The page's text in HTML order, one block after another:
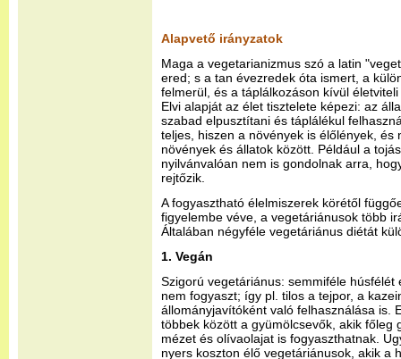
Alapvető irányzatok
Maga a vegetarianizmus szó a latin
ered; s a tan évezredek óta ismert, a
felmerül, és a táplálkozáson kívül
Elvi alapját az élet tisztelete képezi: az
szabad elpusztítani és táplálékul
teljes, hiszen a növények is élőlények,
növények és állatok között. Például a
nyilvánvalóan nem is gondolnak arra,
rejtőzik.
A fogyasztható élelmiszerek körétől
figyelembe véve, a vegetáriánusok több
Általában négyféle vegetáriánus diétát
1. Vegán
Szigorú vegetáriánus: semmiféle húsfélét
nem fogyaszt; így pl. tilos a tejpor, a
állományjavítóként való felhasználása is.
többek között a gyümölcsevők, akik főleg
mézet és olívaolajat is fogyaszthatnak.
nyers koszton élő vegetáriánusok, akik a